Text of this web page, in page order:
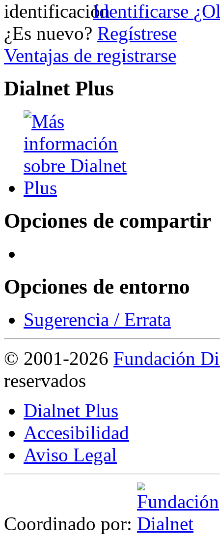
Identificarse
¿Es nuevo? Regístrese
Ventajas de registrarse
Dialnet Plus
Opciones de compartir
Opciones de entorno
Sugerencia / Errata
© 2001-2026 Fundación
reservados
Dialnet Plus
Accesibilidad
Aviso Legal
Coordinado por: